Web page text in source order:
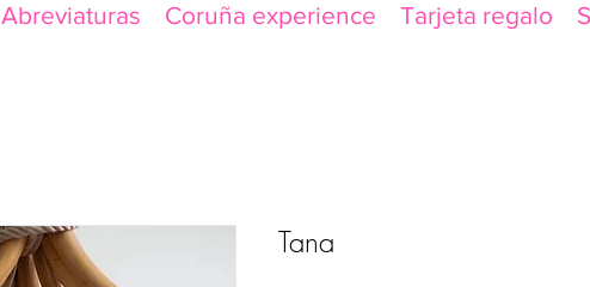
Abreviaturas Coruña experience Tarjeta regalo
Tana